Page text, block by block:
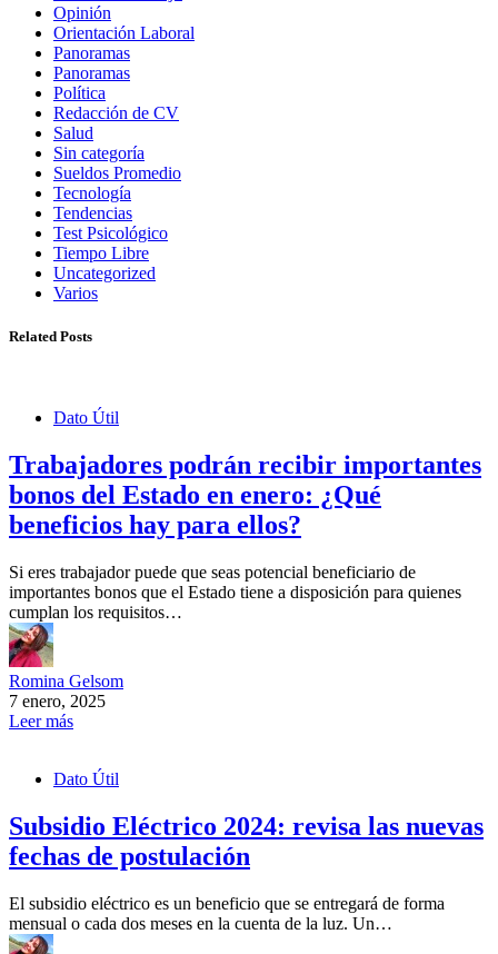
Opinión
Orientación Laboral
Panoramas
Panoramas
Política
Redacción de CV
Salud
Sin categoría
Sueldos Promedio
Tecnología
Tendencias
Test Psicológico
Tiempo Libre
Uncategorized
Varios
Related Posts
Dato Útil
Trabajadores podrán recibir importantes
bonos del Estado en enero: ¿Qué
beneficios hay para ellos?
Si eres trabajador puede que seas potencial beneficiario de
importantes bonos que el Estado tiene a disposición para quienes
cumplan los requisitos…
Romina Gelsom
7 enero, 2025
Leer más
Dato Útil
Subsidio Eléctrico 2024: revisa las nuevas
fechas de postulación
El subsidio eléctrico es un beneficio que se entregará de forma
mensual o cada dos meses en la cuenta de la luz. Un…